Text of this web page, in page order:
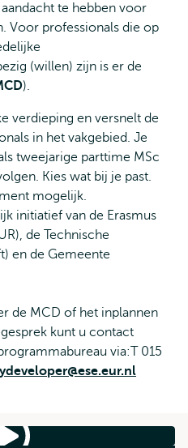
te hebben voor
Voor professionals die op
(willen) zijn is er de
).
verdieping en versnelt de
in het vakgebied. Je
tweejarige parttime MSc
Kies wat bij je past.
mogelijk.
initiatief van de Erasmus
de Technische
en de Gemeente
de MCD of het inplannen
kunt u contact
via:T 015